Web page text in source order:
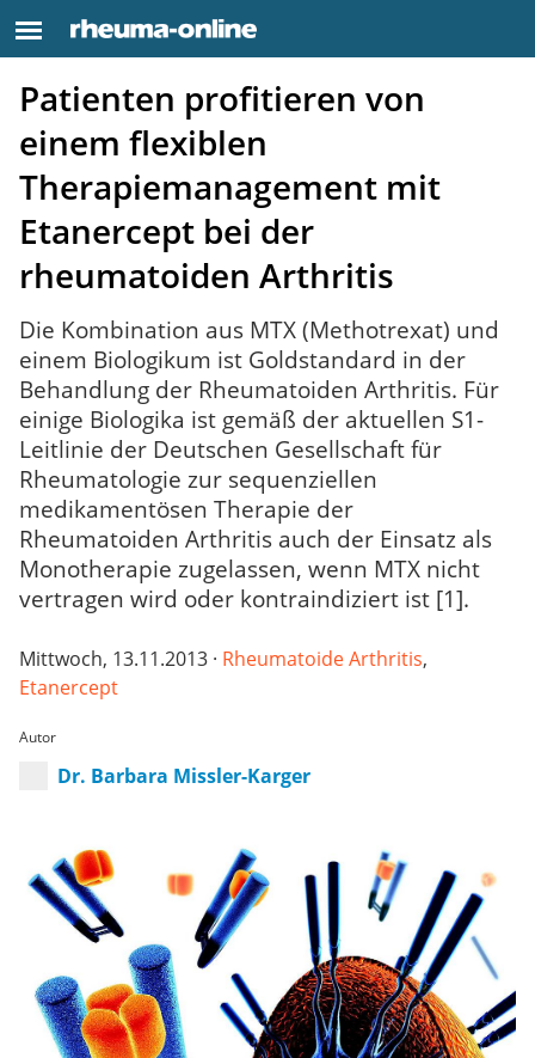
Patienten profitieren von
einem flexiblen
Therapiemanagement mit
Etanercept bei der
rheumatoiden Arthritis
Die Kombination aus MTX (Methotrexat) und
einem Biologikum ist Goldstandard in der
Behandlung der Rheumatoiden Arthritis. Für
einige Biologika ist gemäß der aktuellen S1-
Leitlinie der Deutschen Gesellschaft für
Rheumatologie zur sequenziellen
medikamentösen Therapie der
Rheumatoiden Arthritis auch der Einsatz als
Monotherapie zugelassen, wenn MTX nicht
vertragen wird oder kontraindiziert ist [1].
Mittwoch, 13.11.2013 · Rheumatoide Arthritis,
Etanercept
Autor
Dr. Barbara Missler-Karger